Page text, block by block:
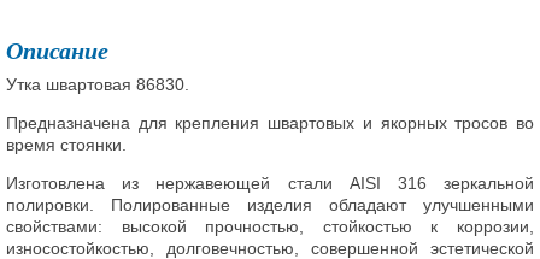
Описание
Утка швартовая 86830.
Предназначена для крепления швартовых и якорных тросов во
время стоянки.
Изготовлена из нержавеющей стали AISI 316 зеркальной
полировки. Полированные изделия обладают улучшенными
свойствами: высокой прочностью, стойкостью к коррозии,
износостойкостью, долговечностью, совершенной эстетической